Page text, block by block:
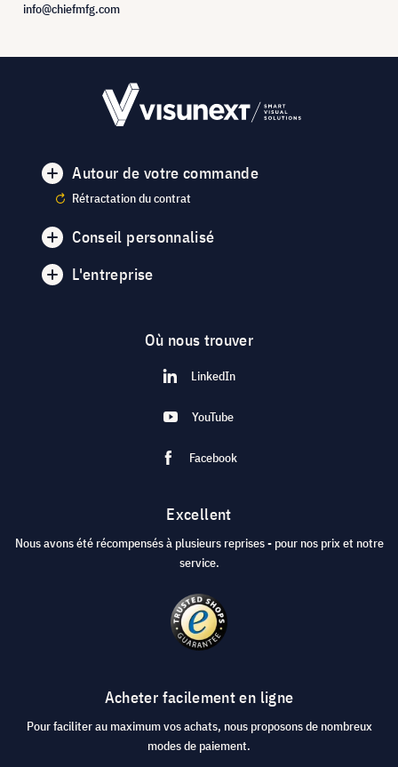
info@chiefmfg.com
Autour de votre commande
Rétractation du contrat
Conseil personnalisé
L'entreprise
Où nous trouver
LinkedIn
YouTube
Facebook
Excellent
Nous avons été récompensés à plusieurs reprises - pour nos prix et notre
service.
Acheter facilement en ligne
Pour faciliter au maximum vos achats, nous proposons de nombreux
modes de paiement.